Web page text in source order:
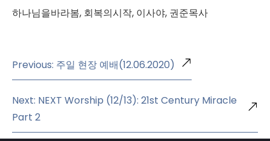
하나님을바라봄, 회복의시작, 이사야, 권준목사
Previous: 주일 현장 예배(12.06.2020)
Next: NEXT Worship (12/13): 21st Century Miracle
Part 2